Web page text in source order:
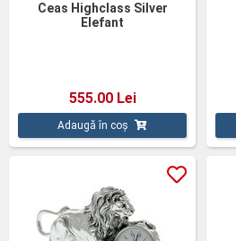
Ceas Highclass Silver
Elefant
555.00 Lei
Adaugă în coș